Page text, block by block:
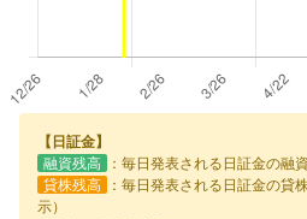
【日証金】
融資残高
：毎日発表される日証金の融
貸株残高
：毎日発表される日証金の貸
示）